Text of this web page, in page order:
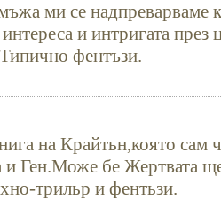
ми се надпреварваме
и интригата
фентъзи.
на Крайтьн,която сам
Ген.Може бе Жертвата
трильр и фентьзи.